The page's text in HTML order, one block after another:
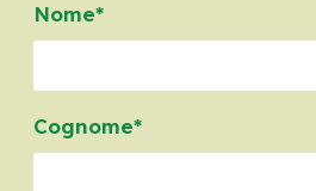
Nome*
Cognome*